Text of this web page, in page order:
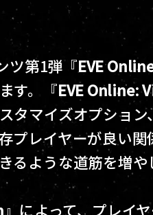
ツ第1弾『EVE
す。『EVE Online:
タマイズオプショ
プレイヤーが良い
るような道筋を増や
』によって、プレイ